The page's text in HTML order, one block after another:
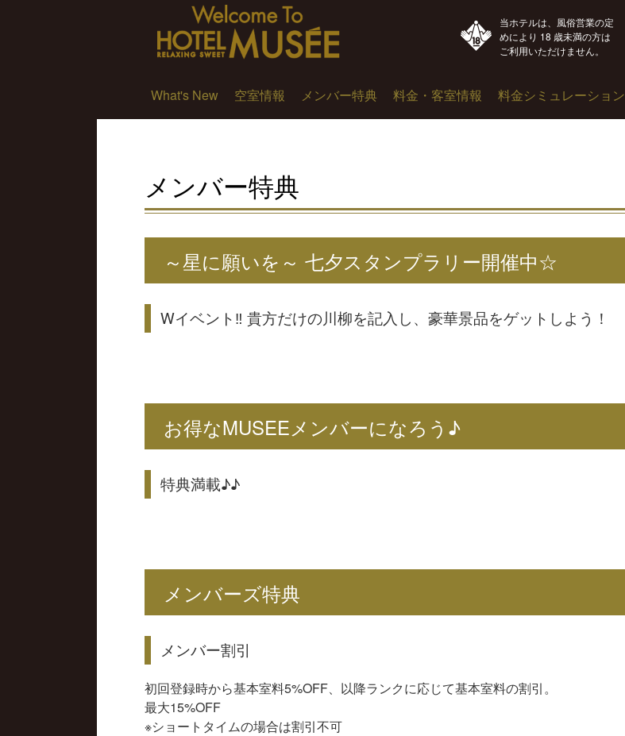
当ホテルは、風俗営業の定
めにより 18 歳未満の方は
ご利用いただけません。
What's New 空室情報 メンバー特典 料金・客室情報 料金シミュレーション
メンバー特典
～星に願いを～ 七夕スタンプラリー開催中☆
Wイベント‼ 貴方だけの川柳を記入し、豪華景品をゲットしよう！
お得なMUSEEメンバーになろう♪
特典満載♪♪
メンバーズ特典
メンバー割引
初回登録時から基本室料5%OFF、以降ランクに応じて基本室料の割引。
最大15%OFF
※ショートタイムの場合は割引不可